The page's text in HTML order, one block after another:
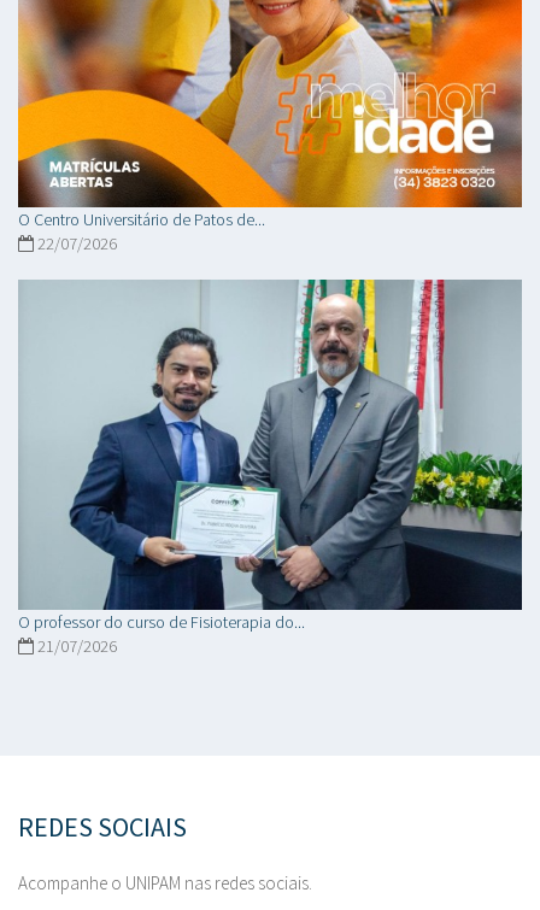
O Centro Universitário de Patos de...
22/07/2026
O professor do curso de Fisioterapia do...
21/07/2026
REDES SOCIAIS
Acompanhe o UNIPAM nas redes sociais.